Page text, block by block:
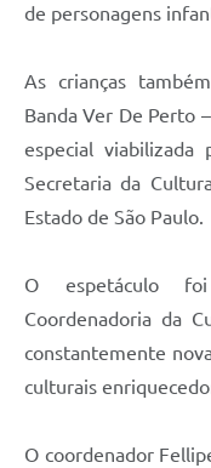
de personagens
As crianças
Banda Ver De Perto
especial viabilizada
Secretaria da
Estado de São Paulo.
O espetáculo
Coordenadoria da
constantemente
culturais
O coordenador